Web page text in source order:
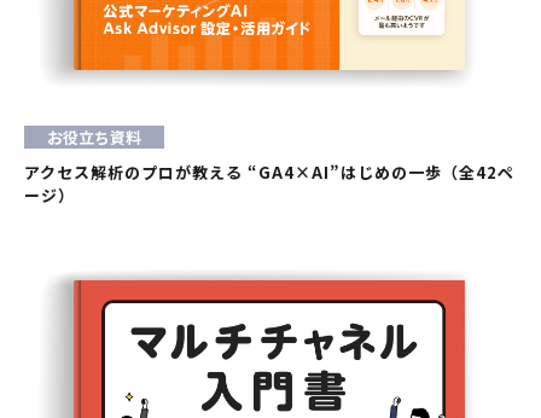
お役立ち資料
アクセス解析のプロが教える “GA4×AI”はじめの一歩（全42ペ
ージ）